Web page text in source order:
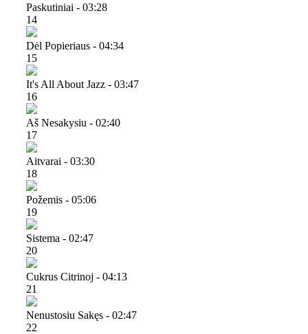
Paskutiniai - 03:28
14
Dėl Popieriaus - 04:34
15
It's All About Jazz - 03:47
16
Aš Nesakysiu - 02:40
17
Aitvarai - 03:30
18
Požemis - 05:06
19
Sistema - 02:47
20
Cukrus Citrinoj - 04:13
21
Nenustosiu Sakęs - 02:47
22